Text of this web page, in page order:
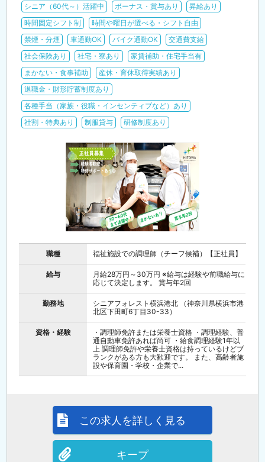
シニア（60代～）活躍中
ボーナス・賞与あり
昇給あり
時間固定シフト制
時間や曜日が選べる・シフト自由
禁煙・分煙
車通勤OK バイク通勤OK
交通費支給
社会保険あり
社宅・寮あり
家賃補助・住宅手当有
まかない・食事補助
産休・育休取得実績あり
退職金・財形貯蓄制度あり
各種手当（家族・役職・インセンティブなど）あり
社割・特典あり
制服貸与 研修制度あり
職種 福祉施設での調理師（チーフ候補）【正社員】
給与
月給28万円～30万円 ※給与は経験や前職給与に
応じて決定します。 賞与年2回
勤務地
シニアフォレスト横浜港北 （神奈川県横浜市港
北区下田町6丁目30-33）
資格・経験
・調理師免許または栄養士資格 ・調理経験、普
通自動車免許あれば尚可 ・給食調理経験1年以
上 調理師免許や栄養士資格は持っているけどブ
ランクがある方も大歓迎です。 また、高齢者施
設や保育園・学校・企業で...
この求人を詳しく見る
キープ